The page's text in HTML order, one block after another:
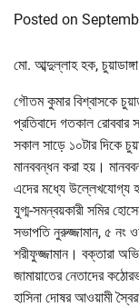
Posted on
মো. আব্দুল্লাহ হক, চুয়াডাঙ্গা
গৌতম কুমার বিশ্বাসকে
প্রতিবাদে গতকাল রোববার
সকাল সাড়ে ১০টার দিকে
মানববন্ধন করা হয়।
এদের মধ্যে উল্লেখযোগ্য
যুগ্ম-সমন্বয়কারী সমির
সভাপতি নুরুজ্জামান, ৫ নং
শরীফুজ্জামান। বক্তারা
জামায়াতের নেতাদের
হাসিনা দোষর আওয়ামী